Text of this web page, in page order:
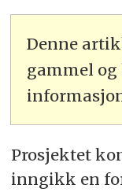
Denne
gammel
Prosjektet
inngikk en